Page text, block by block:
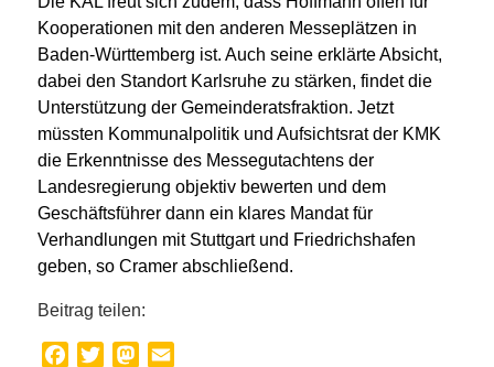
Kooperationen mit den anderen Messeplätzen in
Baden-Württemberg ist. Auch seine erklärte Absicht,
dabei den Standort Karlsruhe zu stärken, findet die
Unterstützung der Gemeinderatsfraktion. Jetzt
müssten Kommunalpolitik und Aufsichtsrat der KMK
die Erkenntnisse des Messegutachtens der
Landesregierung objektiv bewerten und dem
Geschäftsführer dann ein klares Mandat für
Verhandlungen mit Stuttgart und Friedrichshafen
geben, so Cramer abschließend.
Beitrag teilen:
Facebook
TwitterMastodon